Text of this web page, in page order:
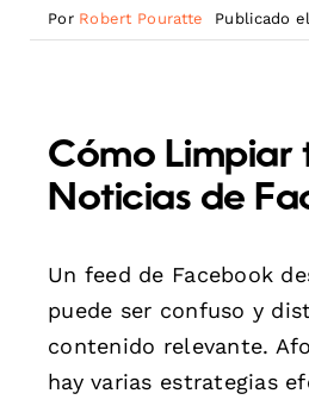
Por Robert Pouratte Publicado
Cómo Limpiar
Noticias de
Un feed de Facebook
puede ser confuso y
contenido relevante.
hay varias estrategias